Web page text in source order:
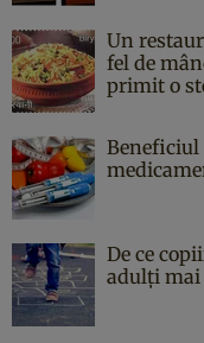
Un
fel de
primit o
Beneficiul
De ce
adulți mai